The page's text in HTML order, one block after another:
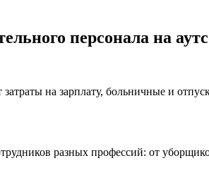
персонала на
на зарплату, больничные и
разных профессий: от